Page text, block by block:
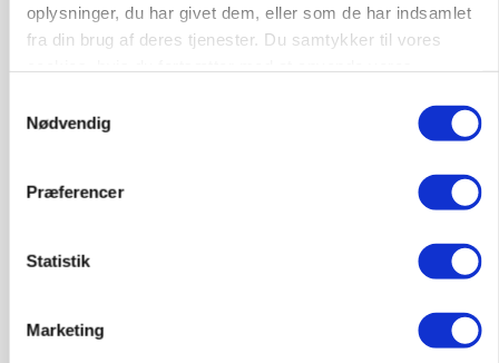
oplysninger, du har givet dem, eller som de har indsamlet
fra din brug af deres tjenester. Du samtykker til vores
Nødvendig
Præferencer
Statistik
Marketing
protestgruppe vil demonstrere mod ny
gødskningslov